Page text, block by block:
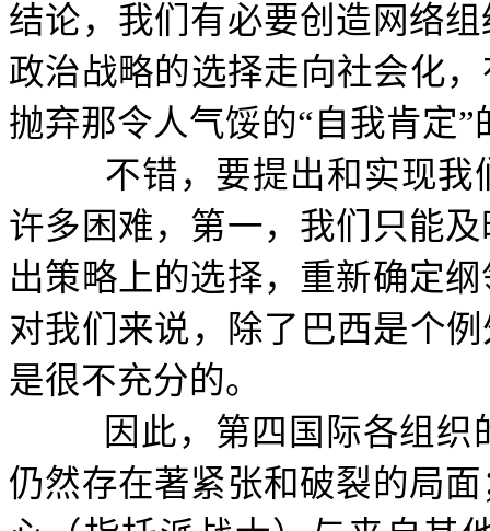
结论，我们有必要创造网络
政治战略的选择走向社会化
抛弃那令人气馁的“自我肯定
不错，要提出和实现我
许多困难，第一，我们只能
出策略上的选择，重新确定
对我们来说，除了巴西是个
是很不充分的。
因此，第四国际各组
仍然存在著紧张和破裂的局